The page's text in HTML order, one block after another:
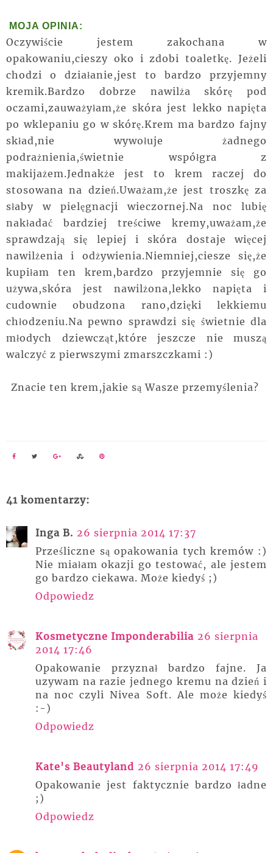
MOJA OPINIA:
Oczywiście jestem zakochana w
opakowaniu,cieszy oko i zdobi toaletkę. Jeżeli
chodzi o działanie,jest to bardzo przyjemny
kremik.Bardzo dobrze nawilża skórę pod
oczami,zauważyłam,że skóra jest lekko napięta
po wklepaniu go w skórę.Krem ma bardzo fajny
skład,nie wywołuje żadnego
podrażnienia,świetnie współgra z
makijażem.Jednakże jest to krem raczej do
stosowana na dzień.Uważam,że jest troszkę za
słaby w pielęgnacji wieczornej.Na noc lubię
nakładać bardziej treściwe kremy,uważam,że
sprawdzają się lepiej i skóra dostaje więcej
nawilżenia i odżywienia.Niemniej,ciesze się,że
kupiłam ten krem,bardzo przyjemnie się go
używa,skóra jest nawilżona,lekko napięta i
cudownie obudzona rano,dzięki lekkiemu
chłodzeniu.Na pewno sprawdzi się świetnie dla
młodych dziewcząt,które jeszcze nie muszą
walczyć z pierwszymi zmarszczkami :)
Znacie ten krem,jakie są Wasze przemyślenia?
41 komentarzy:
Inga B. 26 sierpnia 2014 17:37
Prześliczne są opakowania tych kremów :)
Nie miałam okazji go testować, ale jestem
go bardzo ciekawa. Może kiedyś ;)
Odpowiedz
Kosmetyczne Imponderabilia 26 sierpnia
2014 17:46
Opakowanie przyznał bardzo fajne. Ja
uzywam na razie jednego kremu na dzień i
na noc czyli Nivea Soft. Ale może kiedyś
:-)
Odpowiedz
Kate's Beautyland 26 sierpnia 2014 17:49
Opakowanie jest faktycznie bardzo ładne
;)
Odpowiedz